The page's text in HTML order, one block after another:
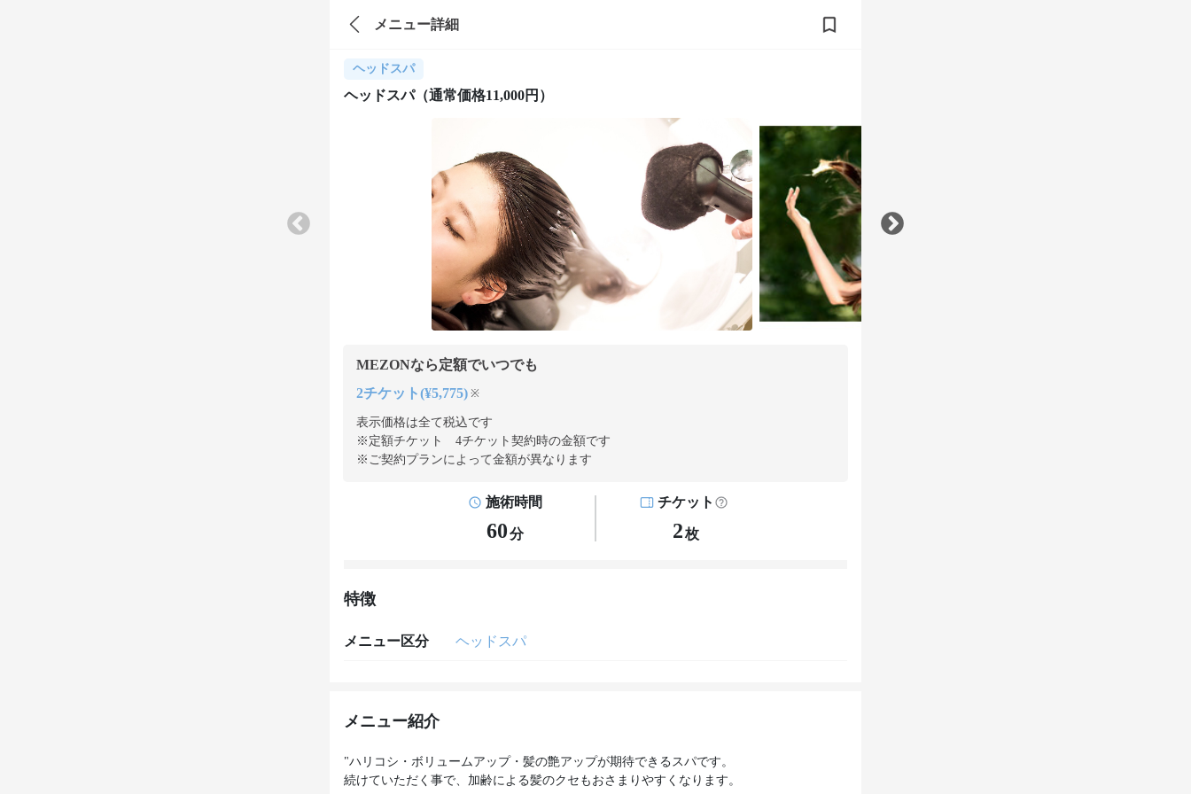
メニュー詳細
ヘッドスパ
ヘッドスパ（通常価格11,000円）
MEZONなら定額でいつでも
2チケット(¥5,775) ※
表示価格は全て税込です
※定額チケット 4チケット契約時の金額です
※ご契約プランによって金額が異なります
施術時間
60分
チケット
2枚
特徴
メニュー区分 ヘッドスパ
メニュー紹介
"ハリコシ・ボリュームアップ・髪の艶アップが期待できるスパです。
続けていただく事で、加齢による髪のクセもおさまりやすくなります。